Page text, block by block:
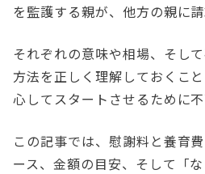
を監護する親が、他方の親に請
それぞれの意味や相場、そし
方法を正しく理解しておくこ
心してスタートさせるために不
この記事では、慰謝料と養育
ース、金額の目安、そして「